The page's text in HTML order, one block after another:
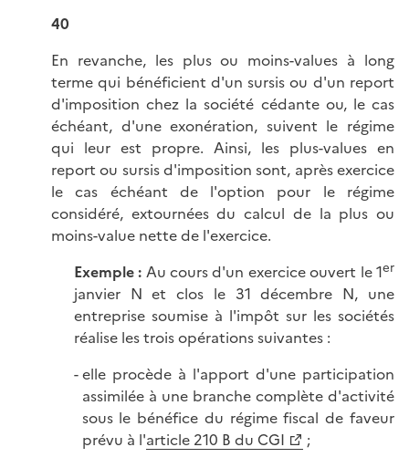
40
En revanche, les plus ou moins-values à long
terme qui bénéficient d'un sursis ou d'un report
d'imposition chez la société cédante ou, le cas
échéant, d'une exonération, suivent le régime
qui leur est propre. Ainsi, les plus-values en
report ou sursis d'imposition sont, après exercice
le cas échéant de l'option pour le régime
considéré, extournées du calcul de la plus ou
moins-value nette de l'exercice.
Exemple : Au cours d'un exercice ouvert le 1er
janvier N et clos le 31 décembre N, une
entreprise soumise à l'impôt sur les sociétés
réalise les trois opérations suivantes :
elle procède à l'apport d'une participation
assimilée à une branche complète d'activité
sous le bénéfice du régime fiscal de faveur
prévu à l'article 210 B du CGI
;